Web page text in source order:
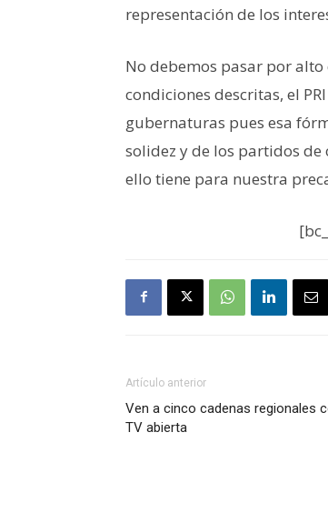
representación de los
No debemos pasar por
condiciones descritas, el
gubernaturas pues esa
solidez y de los partidos
ello tiene para nuestra
Artículo anterior
Ven a cinco cadenas regionales
TV abierta